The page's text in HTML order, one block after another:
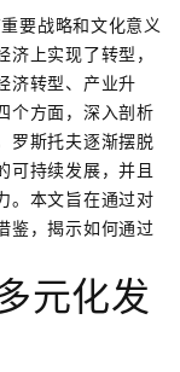
要战略和文化意义
上实现了转型，
济转型、产业升
个方面，深入剖析
罗斯托夫逐渐摆脱
可持续发展，并且
。本文旨在通过对
鉴，揭示如何通过
元化发